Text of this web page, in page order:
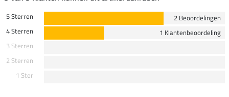
5 Sterren
2 Beoordelingen
4 Sterren
1 Klantenbeoordeling
3 Sterren
2 Sterren
1 Ster